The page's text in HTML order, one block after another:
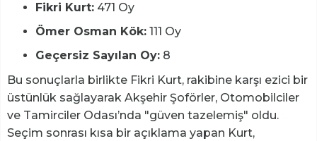
Fikri Kurt: 471 Oy
Ömer Osman Kök: 111 Oy
Geçersiz Sayılan Oy: 8
Bu sonuçlarla birlikte Fikri Kurt, rakibine karşı ezici bir
üstünlük sağlayarak Akşehir Şoförler, Otomobilciler
ve Tamirciler Odası’nda "güven tazelemiş" oldu.
Seçim sonrası kısa bir açıklama yapan Kurt,